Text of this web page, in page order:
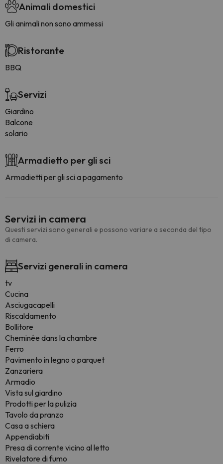
Animali domestici
Gli animali non sono ammessi
Ristorante
BBQ
Servizi
Giardino
Balcone
solario
Armadietto per gli sci
Armadietti per gli sci a pagamento
Servizi in camera
Questi servizi sono generali e possono variare a seconda del tipo
di camera.
Servizi generali in camera
tv
Cucina
Asciugacapelli
Riscaldamento
Bollitore
Cheminée dans la chambre
Ferro
Pavimento in legno o parquet
Zanzariera
Armadio
Vista sul giardino
Prodotti per la pulizia
Tavolo da pranzo
Casa a schiera
Appendiabiti
Presa di corrente vicino al letto
Rivelatore di fumo